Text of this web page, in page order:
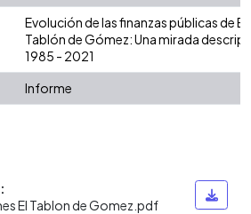
Evolución de las finanzas públicas de El
Tablón de Gómez: Una mirada
1985 - 2021
Informe
El Tablon de Gomez.pdf